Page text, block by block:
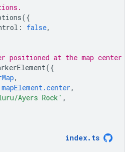
({
: false,
positioned at the map center
({
,
mapElement.center,
Ayers Rock' ,
index. ts